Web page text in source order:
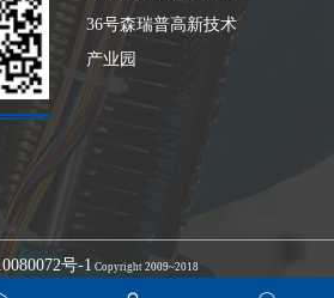
36号森瑞普高新技术
产业园
号-1 Copyright 2009~2018